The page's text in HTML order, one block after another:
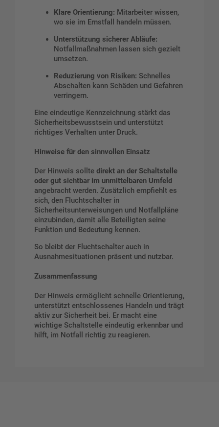
Klare Orientierung: Mitarbeiter wissen,
wo sie im Ernstfall handeln müssen.
Unterstützung sicherer Abläufe:
Notfallmaßnahmen lassen sich gezielt
umsetzen.
Reduzierung von Risiken: Schnelles
Abschalten kann Schäden und Gefahren
verringern.
Eine eindeutige Kennzeichnung stärkt das
Sicherheitsbewusstsein und unterstützt
richtiges Verhalten unter Druck.
Hinweise für den sinnvollen Einsatz
Der Hinweis sollte direkt an der Schaltstelle
oder gut sichtbar im unmittelbaren Umfeld
angebracht werden. Zusätzlich empfiehlt es
sich, den Fluchtschalter in
Sicherheitsunterweisungen und Notfallpläne
einzubinden, damit alle Beteiligten seine
Funktion und Bedeutung kennen.
So bleibt der Fluchtschalter auch in
Ausnahmesituationen präsent und nutzbar.
Zusammenfassung
Der Hinweis ermöglicht schnelle Orientierung,
unterstützt entschlossenes Handeln und trägt
aktiv zur Sicherheit bei. Er macht eine
wichtige Schaltstelle eindeutig erkennbar und
hilft, im Notfall richtig zu reagieren.